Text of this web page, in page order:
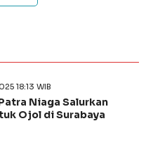
18:13 WIB
Niaga Salurkan
Ojol di Surabaya